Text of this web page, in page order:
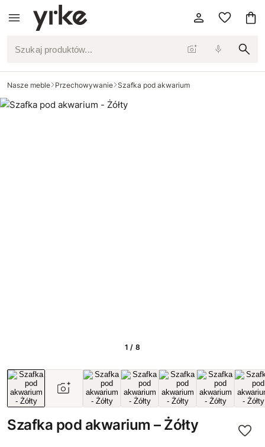
Szukaj produktów...
Nasze meble Przechowywanie Szafka pod akwarium
1 / 8
Szafka pod akwarium – Żółty